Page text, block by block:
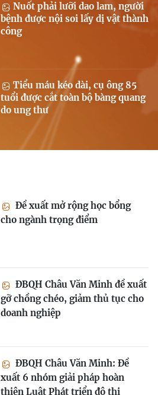
Nuốt phải lưỡi dao lam, người
bệnh được nội soi lấy dị vật thành
công
Tiểu máu kéo dài, cụ ông 85
tuổi được cắt toàn bộ bàng quang
do ung thư
Đề xuất mở rộng học bổng
cho ngành trọng điểm
ĐBQH Châu Văn Minh đề xuất
gỡ chồng chéo, giảm thủ tục cho
doanh nghiệp
ĐBQH Châu Văn Minh: Đề
xuất 6 nhóm giải pháp hoàn
thiện Luật Phát triển đô thị